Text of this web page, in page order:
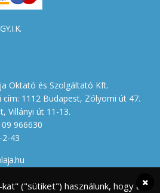
GY.I.K.
Oktató és Szolgáltató Kft.
cím: 1112 Budapest, Zólyomi út 47.
Villányi út 11-13.
966630
43
("sütiket") használunk, hogy a